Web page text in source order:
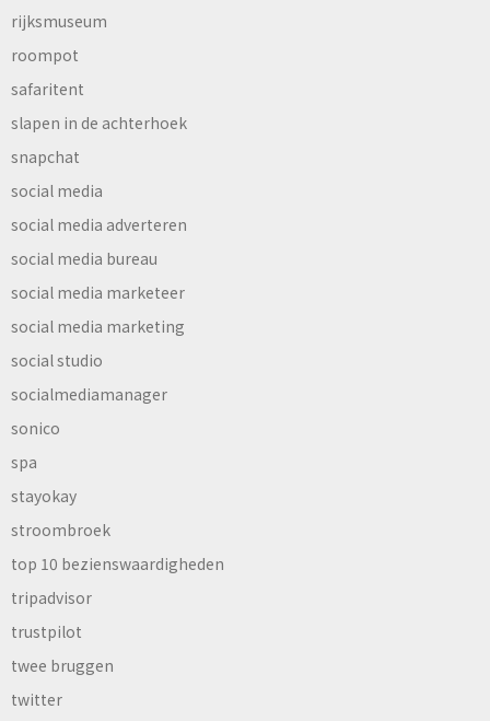
rijksmuseum
roompot
safaritent
slapen in de achterhoek
snapchat
social media
social media adverteren
social media bureau
social media marketeer
social media marketing
social studio
socialmediamanager
sonico
spa
stayokay
stroombroek
top 10 bezienswaardigheden
tripadvisor
trustpilot
twee bruggen
twitter